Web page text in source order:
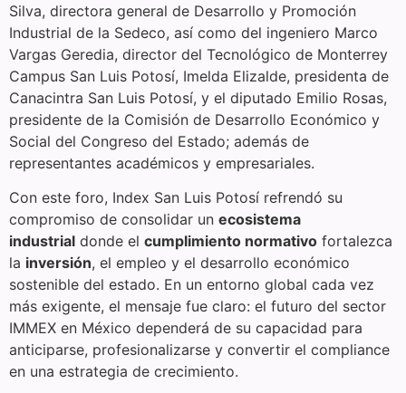
Silva, directora general de Desarrollo y Promoción
Industrial de la Sedeco, así como del ingeniero Marco
Vargas Geredia, director del Tecnológico de Monterrey
Campus San Luis Potosí, Imelda Elizalde, presidenta de
Canacintra San Luis Potosí, y el diputado Emilio Rosas,
presidente de la Comisión de Desarrollo Económico y
Social del Congreso del Estado; además de
representantes académicos y empresariales.
Con este foro, Index San Luis Potosí refrendó su
compromiso de consolidar un ecosistema
industrial donde el cumplimiento normativo fortalezca
la inversión, el empleo y el desarrollo económico
sostenible del estado. En un entorno global cada vez
más exigente, el mensaje fue claro: el futuro del sector
IMMEX en México dependerá de su capacidad para
anticiparse, profesionalizarse y convertir el compliance
en una estrategia de crecimiento.